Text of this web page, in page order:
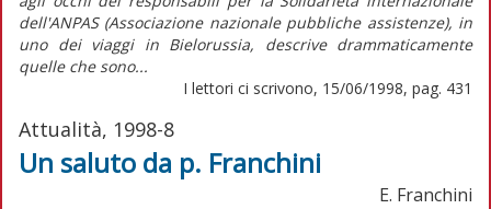
dell'ANPAS (Associazione nazionale pubbliche assistenze), in
uno dei viaggi in Bielorussia, descrive drammaticamente
quelle che sono...
I lettori ci scrivono, 15/06/1998, pag. 431
Attualità, 1998-8
Un saluto da p. Franchini
E. Franchini